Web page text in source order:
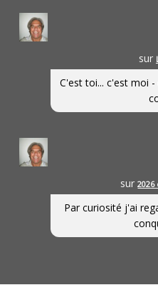
sur
C'est toi... c'est moi
sur
Par curiosité j'ai